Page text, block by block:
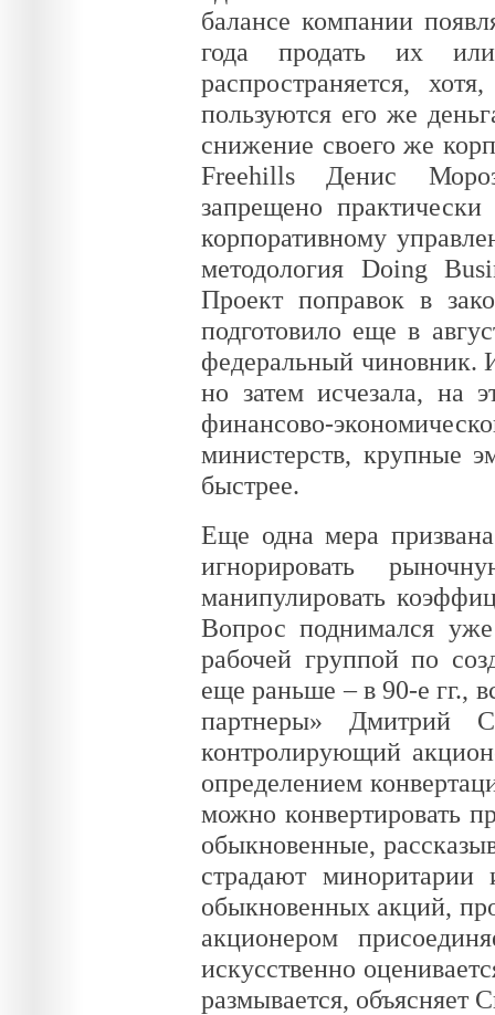
балансе компании
года продать их
распространяется,
пользуются его же
снижение своего же
Freehills Денис
запрещено
корпоративному
методология Doing
Проект поправок в
подготовило еще в
федеральный чиновник.
но затем исчезала, на
финансово-
министерств, крупные
быстрее.
Еще одна мера
игнорировать
манипулировать
Вопрос поднимался
рабочей группой по
еще раньше – в 90-е гг.,
партнеры» Дмитрий
контролирующий
определением
можно конвертировать
обыкновенные,
страдают миноритарии
обыкновенных акций,
акционером
искусственно
размывается, объясняет